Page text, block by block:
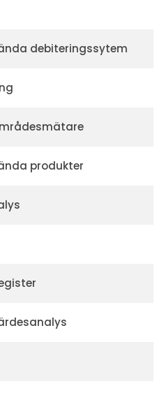
debiteringssytem
produkter